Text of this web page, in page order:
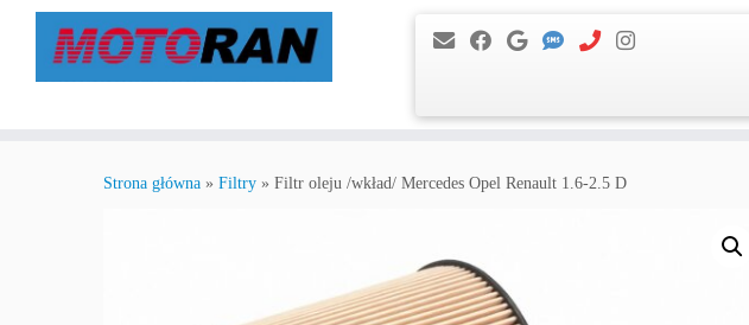
Strona główna » Filtry » Filtr oleju /wkład/ Mercedes Opel Renault 1.6-2.5 D